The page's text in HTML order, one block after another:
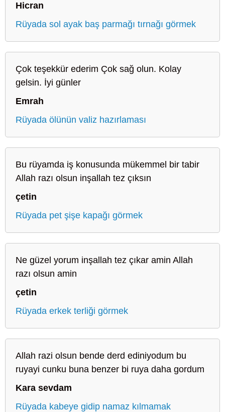
Hicran
Rüyada sol ayak baş parmağı tırnağı görmek
Çok teşekkür ederim Çok sağ olun. Kolay
gelsin. İyi günler
Emrah
Rüyada ölünün valiz hazırlaması
Bu rüyamda iş konusunda mükemmel bir tabir
Allah razı olsun inşallah tez çıksın
çetin
Rüyada pet şişe kapağı görmek
Ne güzel yorum inşallah tez çıkar amin Allah
razı olsun amin
çetin
Rüyada erkek terliği görmek
Allah razi olsun bende derd ediniyodum bu
ruyayi cunku buna benzer bi ruya daha gordum
Kara sevdam
Rüyada kabeye gidip namaz kılmamak